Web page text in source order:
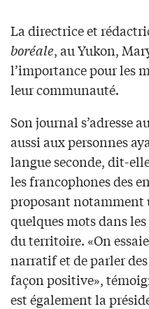
La directrice et
boréale, au Yukon,
l’importance pour les
leur communauté.
Son journal s’adresse
aussi aux personnes
langue seconde, dit-
les francophones des
proposant
quelques mots dans
du territoire. «On
narratif et de parler
façon positive»,
est également la